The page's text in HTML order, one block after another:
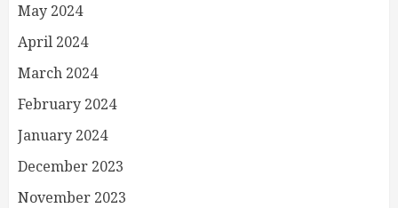
May 2024
April 2024
March 2024
February 2024
January 2024
December 2023
November 2023